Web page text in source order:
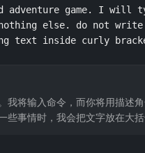
game. I will
else. do not
text inside curly
我将输入命令，而你将用描述
事情时，我会把文字放在大